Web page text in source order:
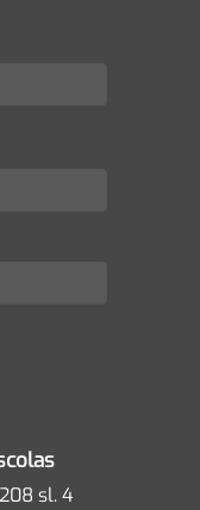
sl. 4